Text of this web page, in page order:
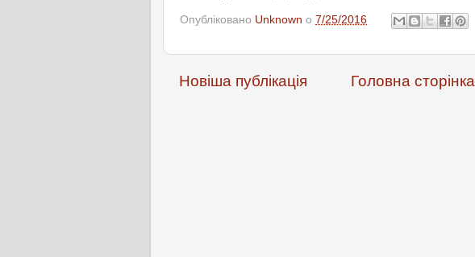
Опубліковано Unknown о 7/25/2016
Новіша публікація Головна сторінка